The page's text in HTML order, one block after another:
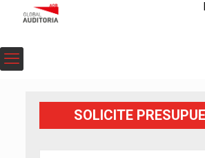
SOLICITE